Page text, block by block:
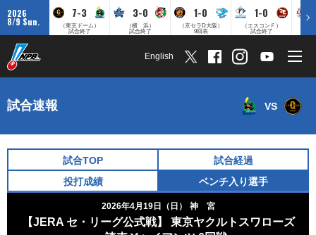
2026
8/9 Sun.
7-3
（東京ドーム）
試合終了
3-0
（横 浜）
試合終了
1-0
（京セラD大阪）
9回表
1-0
（エスコンＦ）
試合終了
English
試合速報 VS
試合TOP
試合経過
投打成績
ベンチ入り選手
2026年4月19日（日） 神 宮
【JERA セ・リーグ公式戦】 東京ヤクルトスワローズ